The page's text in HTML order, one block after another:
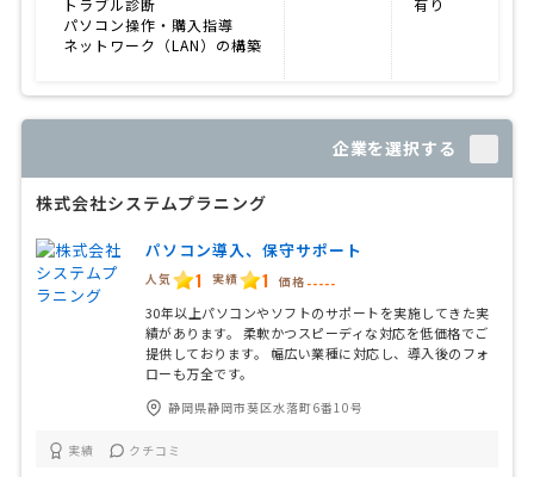
トラブル診断
パソコン操作・購入指導
ネットワーク（LAN）の構築
有り
企業を選択する
株式会社システムプラニング
パソコン導入、保守サポート
人気 1 実績 1 価格 -----
30年以上パソコンやソフトのサポートを実施してきた実
績があります。 柔軟かつスピーディな対応を低価格でご
提供しております。 幅広い業種に対応し、導入後のフォ
ローも万全です。
静岡県静岡市葵区水落町6番10号
実績 クチコミ